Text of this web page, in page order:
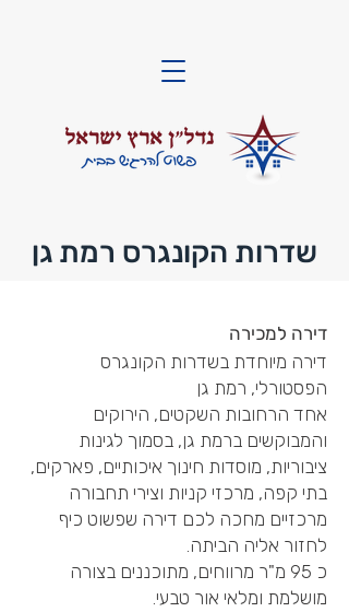
שדרות הקונגרס רמת גן
דירה למכירה
דירה מיוחדת בשדרות הקונגרס
הפסטורלי, רמת גן
אחד הרחובות השקטים, הירוקים
והמבוקשים ברמת גן, בסמוך לגינות
ציבוריות, מוסדות חינוך איכותיים, פארקים,
בתי קפה, מרכזי קניות וצירי תחבורה
מרכזיים מחכה לכם דירה שפשוט כיף
לחזור אליה הביתה.
כ 95 מ"ר מרווחים, מתוכננים בצורה
מושלמת ומלאי אור טבעי.